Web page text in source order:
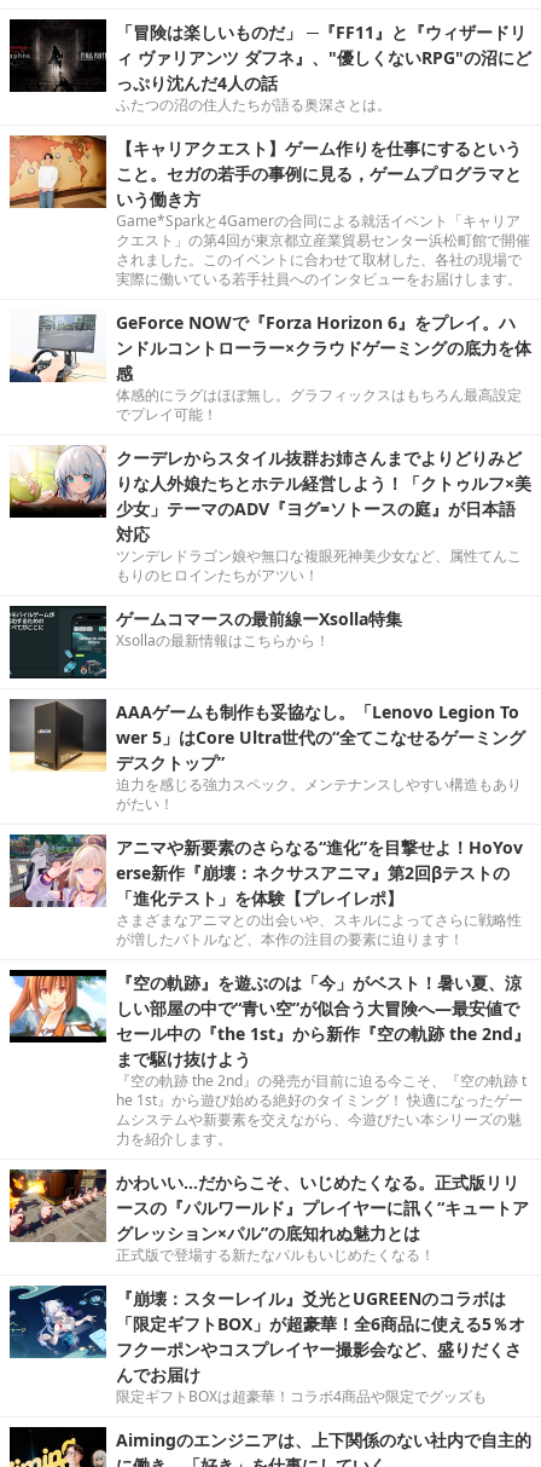
「冒険は楽しいものだ」 ─『FF11』と『ウィザードリ
ィ ヴァリアンツ ダフネ』、"優しくないRPG"の沼にど
っぷり沈んだ4人の話
ふたつの沼の住人たちが語る奥深さとは。
【キャリアクエスト】ゲーム作りを仕事にするという
こと。セガの若手の事例に見る，ゲームプログラマと
いう働き方
Game*Sparkと4Gamerの合同による就活イベント「キャリア
クエスト」の第4回が東京都立産業貿易センター浜松町館で開催
されました。このイベントに合わせて取材した、各社の現場で
実際に働いている若手社員へのインタビューをお届けします。
GeForce NOWで『Forza Horizon 6』をプレイ。ハ
ンドルコントローラー×クラウドゲーミングの底力を体
感
体感的にラグはほぼ無し。グラフィックスはもちろん最高設定
でプレイ可能！
クーデレからスタイル抜群お姉さんまでよりどりみど
りな人外娘たちとホテル経営しよう！「クトゥルフ×美
少女」テーマのADV『ヨグ=ソトースの庭』が日本語
対応
ツンデレドラゴン娘や無口な複眼死神美少女など、属性てんこ
もりのヒロインたちがアツい！
ゲームコマースの最前線ーXsolla特集
Xsollaの最新情報はこちらから！
AAAゲームも制作も妥協なし。「Lenovo Legion To
wer 5」はCore Ultra世代の“全てこなせるゲーミング
デスクトップ”
迫力を感じる強力スペック。メンテナンスしやすい構造もあり
がたい！
アニマや新要素のさらなる“進化”を目撃せよ！HoYov
erse新作『崩壊：ネクサスアニマ』第2回βテストの
「進化テスト」を体験【プレイレポ】
さまざまなアニマとの出会いや、スキルによってさらに戦略性
が増したバトルなど、本作の注目の要素に迫ります！
『空の軌跡』を遊ぶのは「今」がベスト！暑い夏、涼
しい部屋の中で“青い空”が似合う大冒険へ―最安値で
セール中の『the 1st』から新作『空の軌跡 the 2nd』
まで駆け抜けよう
『空の軌跡 the 2nd』の発売が目前に迫る今こそ、『空の軌跡 t
he 1st』から遊び始める絶好のタイミング！ 快適になったゲー
ムシステムや新要素を交えながら、今遊びたい本シリーズの魅
力を紹介します。
かわいい…だからこそ、いじめたくなる。正式版リリ
ースの『パルワールド』プレイヤーに訊く“キュートア
グレッション×パル”の底知れぬ魅力とは
正式版で登場する新たなパルもいじめたくなる！
『崩壊：スターレイル』爻光とUGREENのコラボは
「限定ギフトBOX」が超豪華！全6商品に使える5％オ
フクーポンやコスプレイヤー撮影会など、盛りだくさ
んでお届け
限定ギフトBOXは超豪華！コラボ4商品や限定でグッズも
Aimingのエンジニアは、上下関係のない社内で自主的